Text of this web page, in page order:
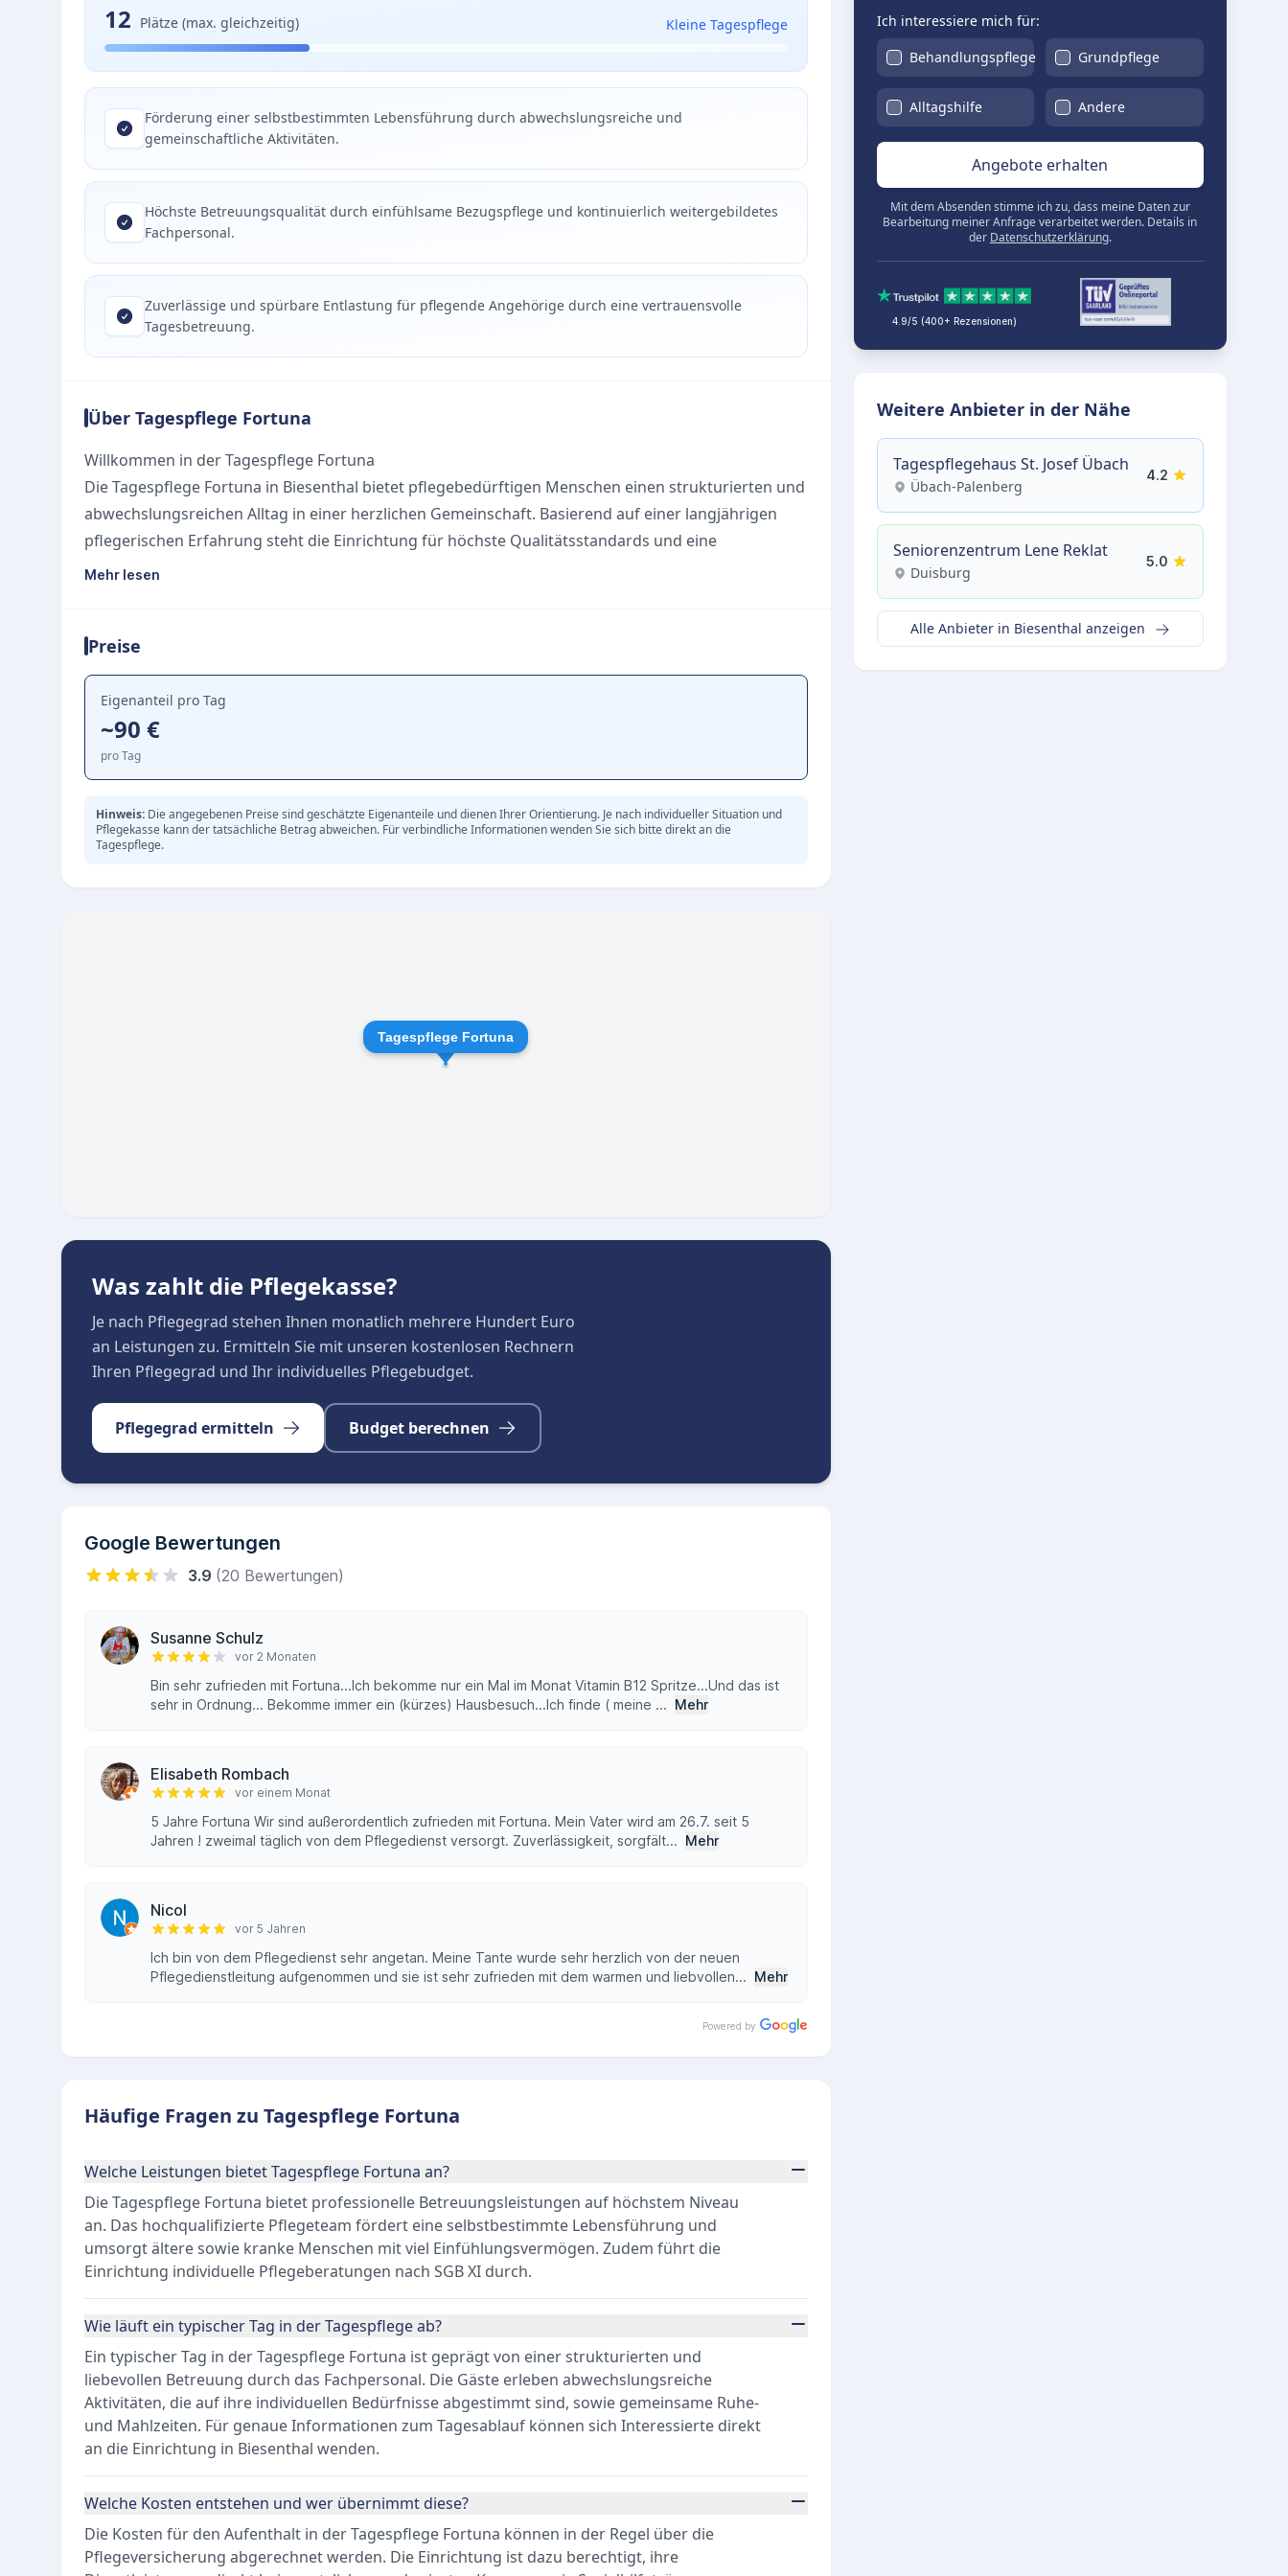
12 Plätze (max. gleichzeitig) Kleine Tagespflege
Förderung einer selbstbestimmten Lebensführung durch abwechslungsreiche und
gemeinschaftliche Aktivitäten.
Höchste Betreuungsqualität durch einfühlsame Bezugspflege und kontinuierlich weitergebildetes
Fachpersonal.
Zuverlässige und spürbare Entlastung für pflegende Angehörige durch eine vertrauensvolle
Tagesbetreuung.
Über Tagespflege Fortuna
Willkommen in der Tagespflege Fortuna
Die Tagespflege Fortuna in Biesenthal bietet pflegebedürftigen Menschen einen strukturierten und
abwechslungsreichen Alltag in einer herzlichen Gemeinschaft. Basierend auf einer langjährigen
pflegerischen Erfahrung steht die Einrichtung für höchste Qualitätsstandards und eine
einfühlsame Bezugspflege, die den Gästen neuen Mut schenkt und eine selbstbestimmte
Im Mittelpunkt des Tagesablaufs stehen die soziale Betreuung und das gemeinsame Erleben.
Durch vielfältige gemeinschaftliche Aktivitäten wird nicht nur die geistige und körperliche Mobilität
der Tagesgäste angeregt, sondern auch der Austausch untereinander gefördert. Das
hochqualifizierte Pflegeteam sorgt dabei stets für eine professionelle und liebevolle Begleitung, bei
der sich jeder Gast rundum wohlfühlen kann.
Entlastung für pflegende Angehörige
Die Tagespflege Fortuna ist ein verlässlicher Partner für Familien. Während die Senioren tagsüber
in besten Händen sind und optimal versorgt werden, finden pflegende Angehörige wertvolle
Betreuungsprozess entsteht ein tiefes Vertrauensverhältnis, das allen Beteiligten Sicherheit und
Mehr lesen
Preise
Eigenanteil pro Tag
~90 €
pro Tag
Hinweis: Die angegebenen Preise sind geschätzte Eigenanteile und dienen Ihrer Orientierung. Je nach individueller Situation und
Pflegekasse kann der tatsächliche Betrag abweichen. Für verbindliche Informationen wenden Sie sich bitte direkt an die
Tagespflege.
Tagespflege Fortuna
Was zahlt die Pflegekasse?
Je nach Pflegegrad stehen Ihnen monatlich mehrere Hundert Euro
an Leistungen zu. Ermitteln Sie mit unseren kostenlosen Rechnern
Ihren Pflegegrad und Ihr individuelles Pflegebudget.
Pflegegrad ermitteln Budget berechnen
Google Bewertungen
3.9 (20 Bewertungen)
Susanne Schulz
vor 2 Monaten
Bin sehr zufrieden mit Fortuna...Ich bekomme nur ein Mal im Monat Vitamin B12 Spritze...Und das ist
sehr in Ordnung... Bekomme immer ein (kürzes) Hausbesuch...Ich finde ( meine ... Mehr
Elisabeth Rombach
vor einem Monat
5 Jahre Fortuna Wir sind außerordentlich zufrieden mit Fortuna. Mein Vater wird am 26.7. seit 5
Jahren ! zweimal täglich von dem Pflegedienst versorgt. Zuverlässigkeit, sorgfält... Mehr
Nicol
vor 5 Jahren
Ich bin von dem Pflegedienst sehr angetan. Meine Tante wurde sehr herzlich von der neuen
Pflegedienstleitung aufgenommen und sie ist sehr zufrieden mit dem warmen und liebvollen... Mehr
Powered by
Häufige Fragen zu Tagespflege Fortuna
Welche Leistungen bietet Tagespflege Fortuna an?
Die Tagespflege Fortuna bietet professionelle Betreuungsleistungen auf höchstem Niveau
an. Das hochqualifizierte Pflegeteam fördert eine selbstbestimmte Lebensführung und
umsorgt ältere sowie kranke Menschen mit viel Einfühlungsvermögen. Zudem führt die
Einrichtung individuelle Pflegeberatungen nach SGB XI durch.
Wie läuft ein typischer Tag in der Tagespflege ab?
Ein typischer Tag in der Tagespflege Fortuna ist geprägt von einer strukturierten und
liebevollen Betreuung durch das Fachpersonal. Die Gäste erleben abwechslungsreiche
Aktivitäten, die auf ihre individuellen Bedürfnisse abgestimmt sind, sowie gemeinsame Ruhe-
und Mahlzeiten. Für genaue Informationen zum Tagesablauf können sich Interessierte direkt
an die Einrichtung in Biesenthal wenden.
Welche Kosten entstehen und wer übernimmt diese?
Die Kosten für den Aufenthalt in der Tagespflege Fortuna können in der Regel über die
Pflegeversicherung abgerechnet werden. Die Einrichtung ist dazu berechtigt, ihre
Ich interessiere mich für:
Behandlungspflege
Grundpflege
Alltagshilfe Andere
Angebote erhalten
Mit dem Absenden stimme ich zu, dass meine Daten zur
Bearbeitung meiner Anfrage verarbeitet werden. Details in
der Datenschutzerklärung.
4.9/5 (400+ Rezensionen)
Weitere Anbieter in der Nähe
Tagespflegehaus St. Josef Übach
Übach-Palenberg
4.2
Seniorenzentrum Lene Reklat
Duisburg
5.0
Alle Anbieter in Biesenthal anzeigen